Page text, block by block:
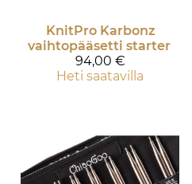
KnitPro Karbonz
vaihtopääsetti starter
94,00 €
Heti saatavilla